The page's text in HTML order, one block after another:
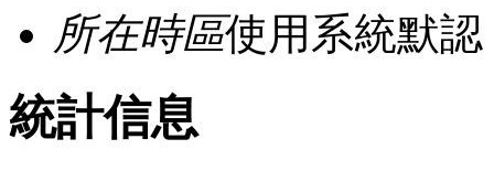
所在時區使用系統默認
統計信息